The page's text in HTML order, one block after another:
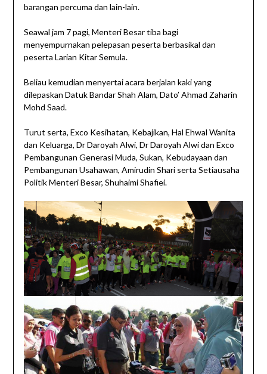
barangan percuma dan lain-lain.
Seawal jam 7 pagi, Menteri Besar tiba bagi
menyempurnakan pelepasan peserta berbasikal dan
peserta Larian Kitar Semula.
Beliau kemudian menyertai acara berjalan kaki yang
dilepaskan Datuk Bandar Shah Alam, Dato’ Ahmad Zaharin
Mohd Saad.
Turut serta, Exco Kesihatan, Kebajikan, Hal Ehwal Wanita
dan Keluarga, Dr Daroyah Alwi, Dr Daroyah Alwi dan Exco
Pembangunan Generasi Muda, Sukan, Kebudayaan dan
Pembangunan Usahawan, Amirudin Shari serta Setiausaha
Politik Menteri Besar, Shuhaimi Shafiei.